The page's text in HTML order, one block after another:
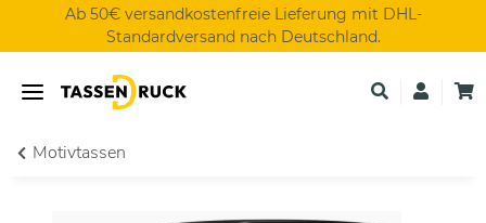
Ab 50€ versandkostenfreie Lieferung mit DHL-
Standardversand nach Deutschland.
Motivtassen